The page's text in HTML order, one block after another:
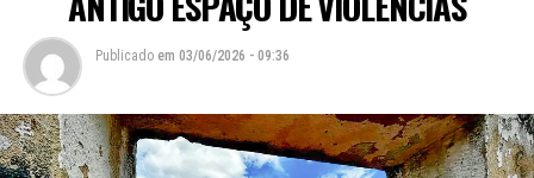
Publicado em 03/06/2026 - 09:36